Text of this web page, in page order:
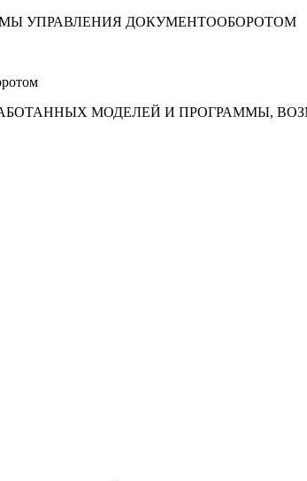
УПРАВЛЕНИЯ ДОКУМЕНТООБОРОТОМ
МОДЕЛЕЙ И ПРОГРАММЫ,